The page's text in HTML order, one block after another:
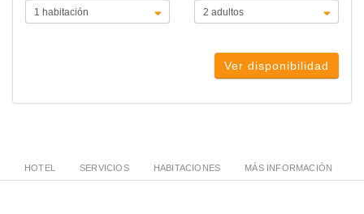
Ver disponibilidad
HOTEL SERVICIOS HABITACIONES MÁS INFORMACIÓN